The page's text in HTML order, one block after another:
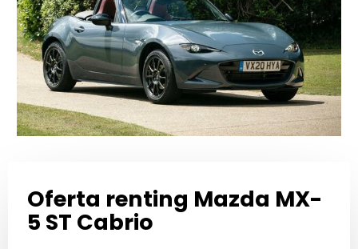
Oferta renting Mazda MX-
5 ST Cabrio